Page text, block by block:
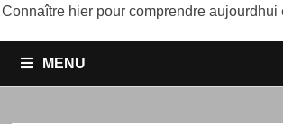
Connaître hier pour comprendre aujourdhui
MENU